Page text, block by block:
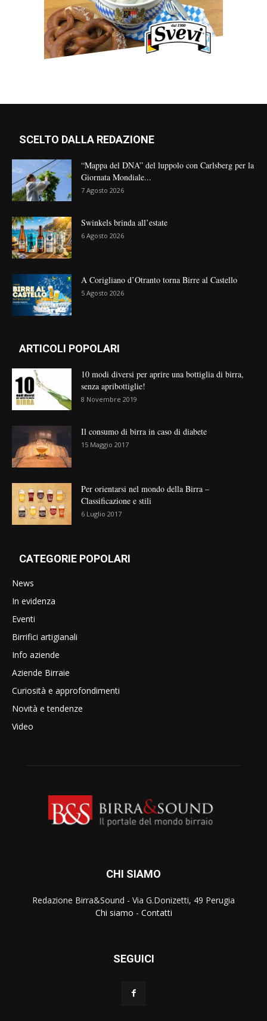
SCELTO DALLA REDAZIONE
“Mappa del DNA” del luppolo con Carlsberg per la
Giornata Mondiale...
7 Agosto 2026
Swinkels brinda all’estate
6 Agosto 2026
A Corigliano d’Otranto torna Birre al Castello
5 Agosto 2026
ARTICOLI POPOLARI
10 modi diversi per aprire una bottiglia di birra,
senza apribottiglie!
8 Novembre 2019
Il consumo di birra in caso di diabete
15 Maggio 2017
Per orientarsi nel mondo della Birra –
Classificazione e stili
6 Luglio 2017
CATEGORIE POPOLARI
News
In evidenza
Eventi
Birrifici artigianali
Info aziende
Aziende Birraie
Curiosità e approfondimenti
Novità e tendenze
Video
CHI SIAMO
Redazione Birra&Sound - Via G.Donizetti, 49 Perugia
Chi siamo - Contatti
SEGUICI